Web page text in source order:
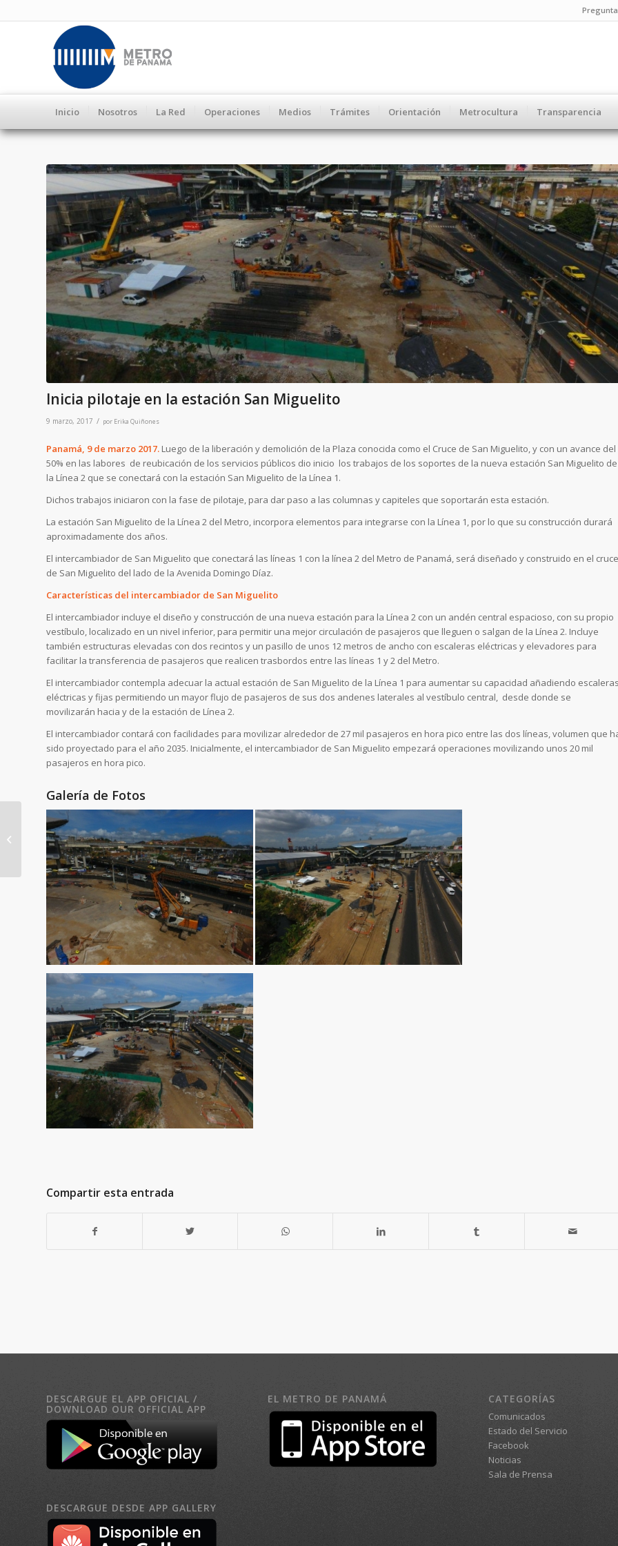
Inicio Nosotros La Red Operaciones Medios Trámites Orientación Metrocultura Transparencia
Inicia pilotaje en la estación San Miguelito
9 marzo, 2017 / por Erika Quiñones
Panamá, 9 de marzo 2017. Luego de la liberación y demolición de la Plaza conocida como el Cruce de San Miguelito, y con un avance del
50% en las labores de reubicación de los servicios públicos dio inicio los trabajos de los soportes de la nueva estación San Miguelito de
la Línea 2 que se conectará con la estación San Miguelito de la Línea 1.
Dichos trabajos iniciaron con la fase de pilotaje, para dar paso a las columnas y capiteles que soportarán esta estación.
La estación San Miguelito de la Línea 2 del Metro, incorpora elementos para integrarse con la Línea 1, por lo que su construcción durará
aproximadamente dos años.
El intercambiador de San Miguelito que conectará las líneas 1 con la línea 2 del Metro de Panamá, será diseñado y construido en el cruce
de San Miguelito del lado de la Avenida Domingo Díaz.
Características del intercambiador de San Miguelito
El intercambiador incluye el diseño y construcción de una nueva estación para la Línea 2 con un andén central espacioso, con su propio
vestíbulo, localizado en un nivel inferior, para permitir una mejor circulación de pasajeros que lleguen o salgan de la Línea 2. Incluye
también estructuras elevadas con dos recintos y un pasillo de unos 12 metros de ancho con escaleras eléctricas y elevadores para
facilitar la transferencia de pasajeros que realicen trasbordos entre las líneas 1 y 2 del Metro.
El intercambiador contempla adecuar la actual estación de San Miguelito de la Línea 1 para aumentar su capacidad añadiendo
eléctricas y fijas permitiendo un mayor flujo de pasajeros de sus dos andenes laterales al vestíbulo central, desde donde se
movilizarán hacia y de la estación de Línea 2.
El intercambiador contará con facilidades para movilizar alrededor de 27 mil pasajeros en hora pico entre las dos líneas, volumen que
sido proyectado para el año 2035. Inicialmente, el intercambiador de San Miguelito empezará operaciones movilizando unos 20 mil
pasajeros en hora pico.
Galería de Fotos
Compartir esta entrada
DESCARGUE EL APP OFICIAL /
DOWNLOAD OUR OFFICIAL APP
DESCARGUE DESDE APP GALLERY
EL METRO DE PANAMÁ CATEGORÍAS
Comunicados
Estado del Servicio
Facebook
Noticias
Sala de Prensa
Continúa montaje de
Vigas en la vía
Panamericana